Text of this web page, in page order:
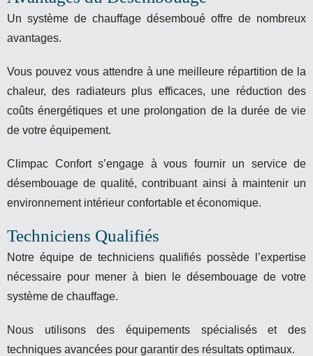
Un système de chauffage désemboué offre de nombreux
avantages.
Vous pouvez vous attendre à une meilleure répartition de la
chaleur, des radiateurs plus efficaces, une réduction des
coûts énergétiques et une prolongation de la durée de vie
de votre équipement.
Climpac Confort s’engage à vous fournir un service de
désembouage de qualité, contribuant ainsi à maintenir un
environnement intérieur confortable et économique.
Techniciens Qualifiés
Notre équipe de techniciens qualifiés possède l’expertise
nécessaire pour mener à bien le désembouage de votre
système de chauffage.
Nous utilisons des équipements spécialisés et des
techniques avancées pour garantir des résultats optimaux.